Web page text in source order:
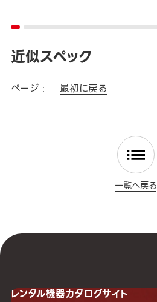
近似スペック
ページ : 最初に戻る
一覧へ戻る
レンタル機器カタログサイト